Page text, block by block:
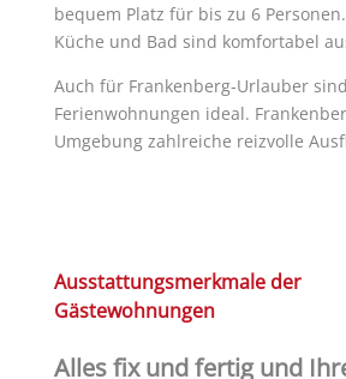
bequem Platz für bis zu 6
Küche und Bad sind komfortabel
Auch für Frankenberg-Urlauber
Ferienwohnungen ideal.
Umgebung zahlreiche reizvolle
Ausstattungsmerkmale der
Gästewohnungen
Alles fix und fertig und